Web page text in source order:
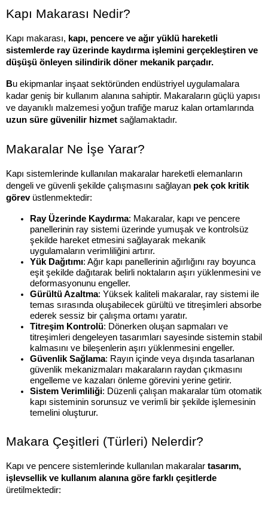
Kapı Makarası Nedir?
Kapı makarası, kapı, pencere ve ağır yüklü hareketli
sistemlerde ray üzerinde kaydırma işlemini gerçekleştiren ve
düşüşü önleyen silindirik döner mekanik parçadır.
Bu ekipmanlar inşaat sektöründen endüstriyel uygulamalara
kadar geniş bir kullanım alanına sahiptir. Makaraların güçlü yapısı
ve dayanıklı malzemesi yoğun trafiğe maruz kalan ortamlarında
uzun süre güvenilir hizmet sağlamaktadır.
Makaralar Ne İşe Yarar?
Kapı sistemlerinde kullanılan makaralar hareketli elemanların
dengeli ve güvenli şekilde çalışmasını sağlayan pek çok kritik
görev üstlenmektedir:
Ray Üzerinde Kaydırma: Makaralar, kapı ve pencere
panellerinin ray sistemi üzerinde yumuşak ve kontrolsüz
şekilde hareket etmesini sağlayarak mekanik
uygulamaların verimliliğini artırır.
Yük Dağıtımı: Ağır kapı panellerinin ağırlığını ray boyunca
eşit şekilde dağıtarak belirli noktaların aşırı yüklenmesini ve
deformasyonunu engeller.
Gürültü Azaltma: Yüksek kaliteli makaralar, ray sistemi ile
temas sırasında oluşabilecek gürültü ve titreşimleri absorbe
ederek sessiz bir çalışma ortamı yaratır.
Titreşim Kontrolü: Dönerken oluşan sapmaları ve
titreşimleri dengeleyen tasarımları sayesinde sistemin stabil
kalmasını ve bileşenlerin aşırı yüklenmesini engeller.
Güvenlik Sağlama: Rayın içinde veya dışında tasarlanan
güvenlik mekanizmaları makaraların raydan çıkmasını
engelleme ve kazaları önleme görevini yerine getirir.
Sistem Verimliliği: Düzenli çalışan makaralar tüm otomatik
kapı sisteminin sorunsuz ve verimli bir şekilde işlemesinin
temelini oluşturur.
Makara Çeşitleri (Türleri) Nelerdir?
Kapı ve pencere sistemlerinde kullanılan makaralar tasarım,
üretilmektedir: